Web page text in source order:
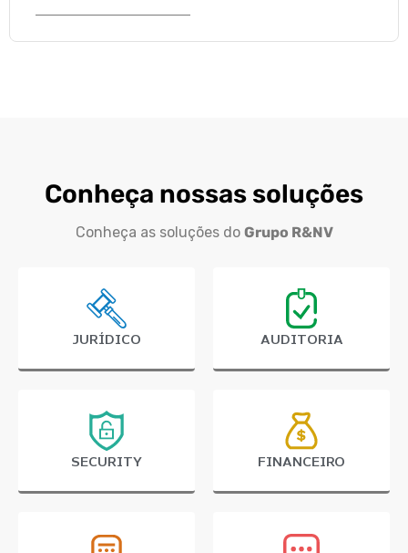
Conheça nossas soluções
Conheça as soluções do Grupo R&NV
JURÍDICO AUDITORIA
SECURITY FINANCEIRO